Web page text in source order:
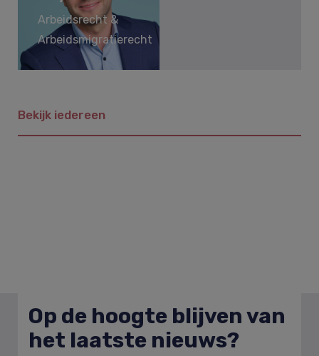
Arbeidsrecht &
Arbeidsmigratierecht
Bekijk iedereen
Op de hoogte blijven van
het laatste nieuws?